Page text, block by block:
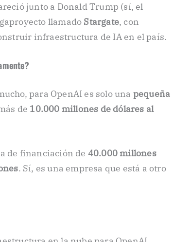
junto a Donald Trump (sí, el
llamado Stargate, con
infraestructura de IA en el país.
para OpenAI es solo una pequeña
de 10.000 millones de dólares al
de financiación de 40.000 millones
. Sí, es una empresa que está a otro